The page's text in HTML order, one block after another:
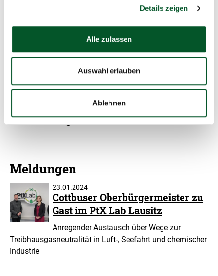
Details zeigen
Alle zulassen
Auswahl erlauben
Ablehnen
kommunalen, landes- und bundesseitigen Vertreter*innen
kündigte der Lausitzbeauftragte Dr.-Ing. Klaus Freytag
bereits an.
Zur Staatskanzlei des Landes
Brandenburg
Meldungen
23.01.2024
Cottbuser Oberbürgermeister zu
Gast im PtX Lab Lausitz
Anregender Austausch über Wege zur
Treibhausgasneutralität in Luft-, Seefahrt und chemischer
Industrie